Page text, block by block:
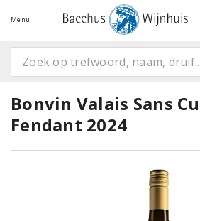
Menu
Bonvin Valais Sans
Fendant 2024